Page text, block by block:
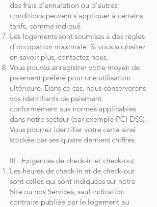
des frais d'annulation ou d'autres
conditions peuvent s'appliquer à certains
tarifs, comme indiqué.
Les logements sont soumises à des règles
d'occupation maximale. Si vous souhaitez
en savoir plus, contactez-nous.
Vous pouvez enregistrer votre moyen de
paiement préféré pour une utilisation
ultérieure. Dans ce cas, nous conserverons
vos identifiants de paiement
conformément aux normes applicables
dans notre secteur (par exemple PCI DSS).
Vous pourrez identifier votre carte ainsi
stockée par ses quatre derniers chiffres.
III . Exigences de check-in et check-out
Les heures de check-in et de check-out
sont celles qui sont indiquées sur notre
Site ou nos Services, sauf indication
contraire publiée par le logement au